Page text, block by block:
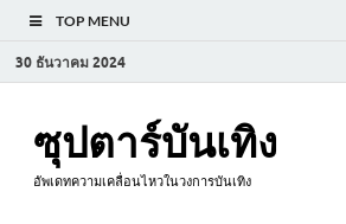
TOP MENU
30 ธันวาคม 2024
ซุปตาร์บันเทิง
อัพเดทความเคลื่อนไหวในวงการบันเทิง